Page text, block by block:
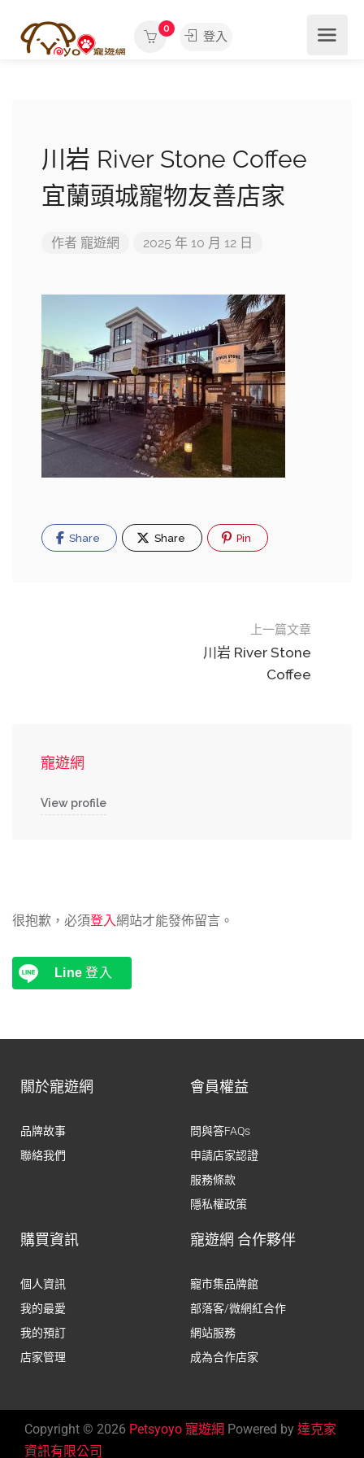
0
登入
川岩 River Stone Coffee
宜蘭頭城寵物友善店家
作者 寵遊網 2025 年 10 月 12 日
Share Share Pin
上一篇文章
川岩 River Stone
Coffee
寵遊網
View profile
很抱歉，必須登入網站才能發佈留言。
Line 登入
關於寵遊網
品牌故事
聯絡我們
會員權益
問與答FAQs
申請店家認證
服務條款
隱私權政策
購買資訊
個人資訊
我的最愛
我的預訂
店家管理
寵遊網 合作夥伴
寵市集品牌館
部落客/微網紅合作
網站服務
成為合作店家
Copyright © 2026 Petsyoyo 寵遊網 Powered by 達克家
資訊有限公司